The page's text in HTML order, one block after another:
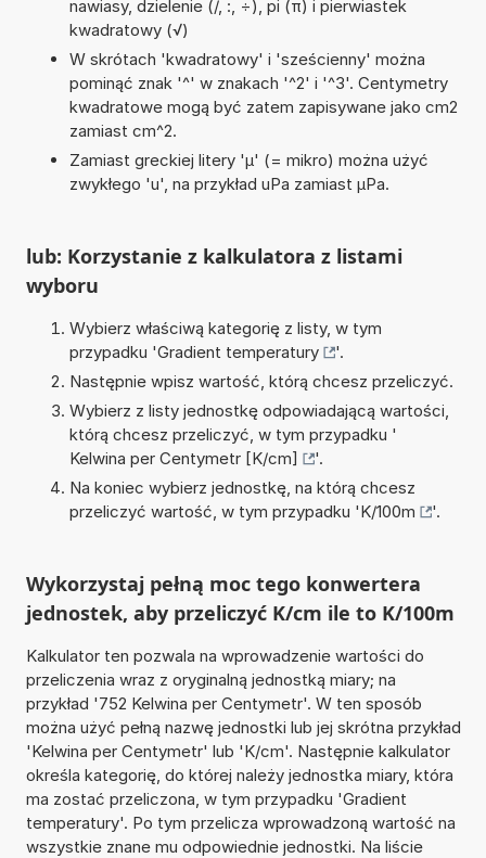
nawiasy, dzielenie (/, :, ÷), pi (π) i pierwiastek
kwadratowy (√)
W skrótach 'kwadratowy' i 'sześcienny' można
pominąć znak '^' w znakach '^2' i '^3'. Centymetry
kwadratowe mogą być zatem zapisywane jako cm2
zamiast cm^2.
Zamiast greckiej litery 'µ' (= mikro) można użyć
zwykłego 'u', na przykład uPa zamiast µPa.
lub: Korzystanie z kalkulatora z listami
wyboru
Wybierz właściwą kategorię z listy, w tym
przypadku 'Gradient temperatury
'.
Następnie wpisz wartość, którą chcesz przeliczyć.
Wybierz z listy jednostkę odpowiadającą wartości,
którą chcesz przeliczyć, w tym przypadku '
Kelwina per Centymetr [K/cm]
'.
Na koniec wybierz jednostkę, na którą chcesz
przeliczyć wartość, w tym przypadku 'K/100m '.
Wykorzystaj pełną moc tego konwertera
jednostek, aby przeliczyć K/cm ile to K/100m
Kalkulator ten pozwala na wprowadzenie wartości do
przeliczenia wraz z oryginalną jednostką miary; na
przykład '752 Kelwina per Centymetr'. W ten sposób
można użyć pełną nazwę jednostki lub jej skrótna przykład
'Kelwina per Centymetr' lub 'K/cm'. Następnie kalkulator
określa kategorię, do której należy jednostka miary, która
ma zostać przeliczona, w tym przypadku 'Gradient
temperatury'. Po tym przelicza wprowadzoną wartość na
wszystkie znane mu odpowiednie jednostki. Na liście